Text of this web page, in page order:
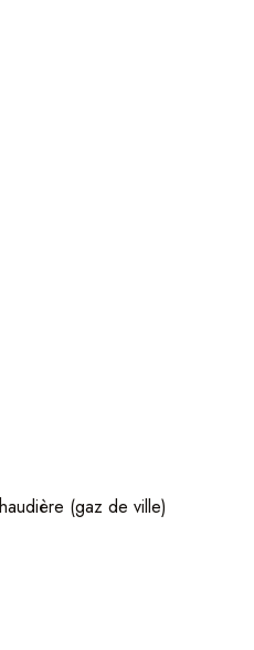
(gaz de ville)